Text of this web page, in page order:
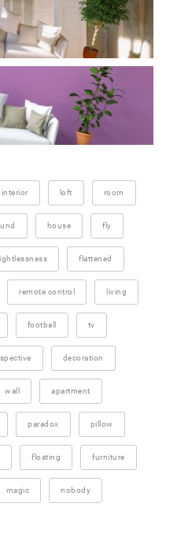
interior loft room
house fly
flattened
remote control living
football tv
decoration
wall apartment
paradox pillow
floating furniture
magic nobody